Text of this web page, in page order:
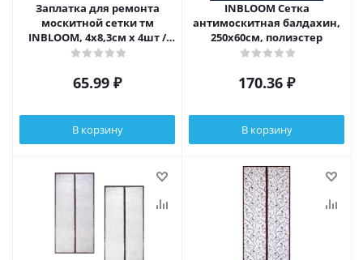
Заплатка для ремонта
москитной сетки тм
INBLOOM, 4х8,3см х 4шт /
d4см х 8шт, стекловолокно
65.99 ₽
В корзину
INBLOOM Сетка
антимоскитная балдахин,
250х60см, полиэстер
170.36 ₽
В корзину